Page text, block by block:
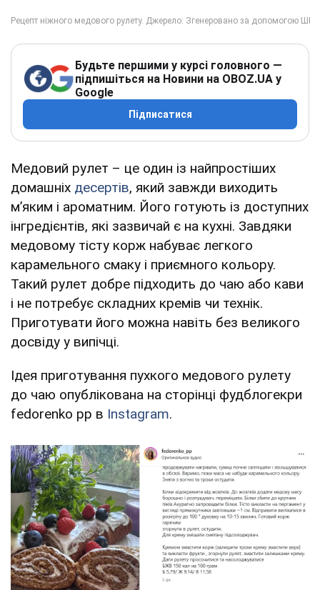
Будьте першими у курсі головного —
підпишіться на Новини на OBOZ.UA у
Google
Підписатися
Медовий рулет – це один із найпростіших
домашніх десертів, який завжди виходить
м’яким і ароматним. Його готують із доступних
інгредієнтів, які зазвичай є на кухні. Завдяки
медовому тісту корж набуває легкого
карамельного смаку і приємного кольору.
Такий рулет добре підходить до чаю або кави
і не потребує складних кремів чи технік.
Приготувати його можна навіть без великого
досвіду у випічці.
Ідея приготування пухкого медового рулету
до чаю опублікована на сторінці фудблогекри
fedorenko pp в Instagram.